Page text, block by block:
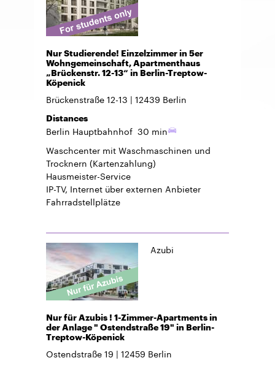
Nur Studierende! Einzelzimmer in 5er
Wohngemeinschaft, Apartmenthaus
„Brückenstr. 12-13“ in Berlin-Treptow-
Köpenick
Brückenstraße 12-13 12439 Berlin
Distances
Berlin Hauptbahnhof 30 min
Waschcenter mit Waschmaschinen und
Trocknern (Kartenzahlung)
Hausmeister-Service
IP-TV, Internet über externen Anbieter
Fahrradstellplätze
Azubi
Nur für Azubis ! 1-Zimmer-Apartments in
der Anlage " Ostendstraße 19" in Berlin-
Treptow-Köpenick
Ostendstraße 19 12459 Berlin